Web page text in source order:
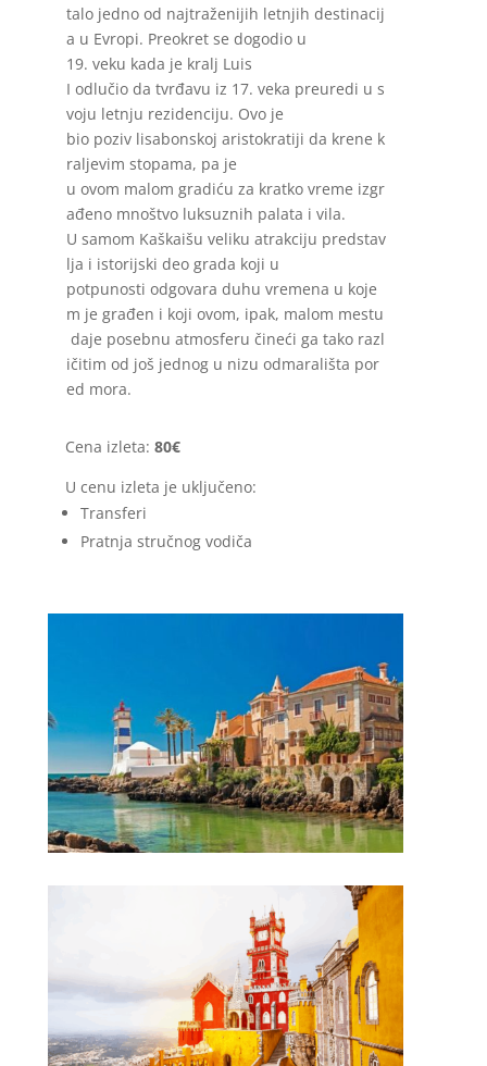
talo jedno od najtraženijih letnjih destinacij
a u Evropi. Preokret sedogodio u
19.veku kada je kralj Luis
Iodlučio datvrđavu iz 17.veka preuredi us
voju letnju rezidenciju. Ovo je
bio poziv lisabonskoj aristokratiji da krene k
raljevim stopama, pa je
uovom malom gradiću za kratko vreme izgr
ađeno mnoštvo luksuznih palata i vila.
Usamom Kaškaišu veliku atrakciju predstav
lja i istorijski deograda koji u
potpunosti odgovara duhu vremena u koje
m jegrađen i kojiovom, ipak, malom mestu
daje posebnu atmosferu čineći gatako razl
ičitim od još jednog u nizu odmarališta por
ed mora.
Cena izleta:80€
U cenu izleta je uključeno:
Transferi
Pratnja stručnog vodiča